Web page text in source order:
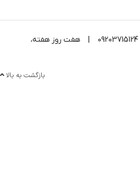
هفت روز هفته،
بازگشت به بالا